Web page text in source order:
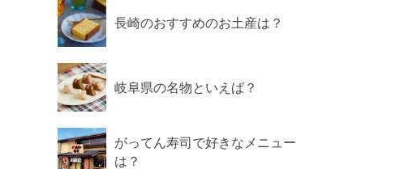
長崎のおすすめのお土産は？
岐阜県の名物といえば？
がってん寿司で好きなメニュー
は？